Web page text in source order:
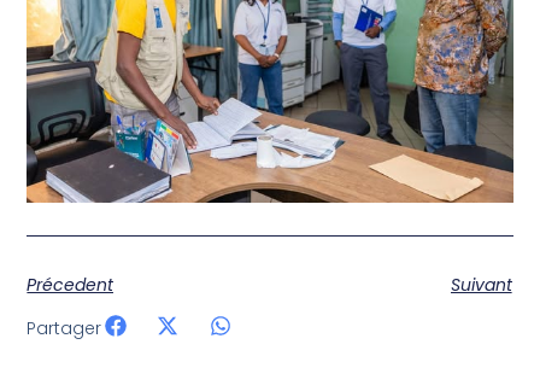
Précedent
Suivant
Partager